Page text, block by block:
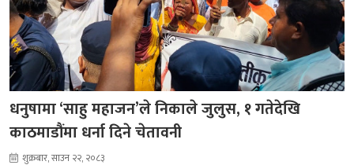
धनुषामा ‘साहु महाजन’ले निकाले जुलुस, १ गतेदेखि
काठमाडौंमा धर्ना दिने चेतावनी
शुक्रबार, साउन २२, २०८३